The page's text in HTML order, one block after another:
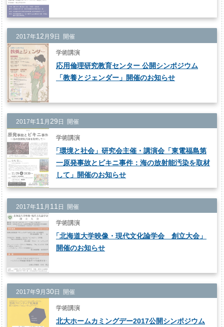
2017年12 月 9 日 開催
学術講演
応用倫理研究教育センター 公開シンポジウム
「教養とジェンダー」開催のお知らせ
2017年11 月 29 日 開催
学術講演
「環境と社会」研究会主催・講演会「東電福島第
一原発事故とビキニ事件：海の放射能汚染を取材
して」開催のお知らせ
2017年11 月 11 日 開催
学術講演
「北海道大学映像・現代文化論学会 創立大会」
開催のお知らせ
2017年9 月30日 開催
学術講演
北大ホームカミングデー2017公開シンポジウム